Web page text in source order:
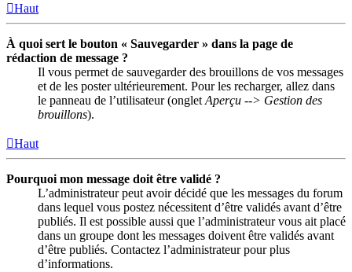
Haut
À quoi sert le bouton « Sauvegarder » dans la page de
rédaction de message ?
Il vous permet de sauvegarder des brouillons de vos messages
et de les poster ultérieurement. Pour les recharger, allez dans
le panneau de l’utilisateur (onglet Aperçu --> Gestion des
brouillons).
Haut
Pourquoi mon message doit être validé ?
L’administrateur peut avoir décidé que les messages du forum
dans lequel vous postez nécessitent d’être validés avant d’être
publiés. Il est possible aussi que l’administrateur vous ait placé
dans un groupe dont les messages doivent être validés avant
d’être publiés. Contactez l’administrateur pour plus
d’informations.